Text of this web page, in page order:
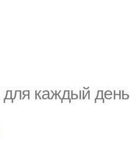
для каждый день